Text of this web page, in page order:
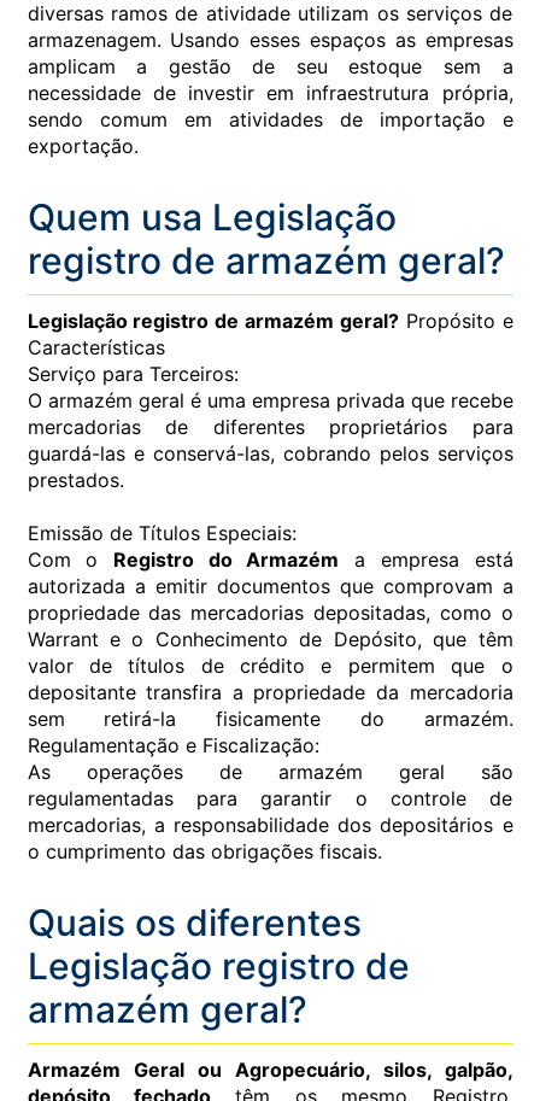
diversas ramos de atividade utilizam os serviços de
armazenagem. Usando esses espaços as empresas
amplicam a gestão de seu estoque sem a
necessidade de investir em infraestrutura própria,
sendo comum em atividades de importação e
exportação.
Quem usa Legislação
registro de armazém geral?
Legislação registro de armazém geral?Propósito e
Características
Serviço para Terceiros:
O armazém geral é uma empresa privada que recebe
mercadorias de diferentes proprietários para
guardá-las e conservá-las, cobrando pelos serviços
prestados.
Emissão de Títulos Especiais:
Com o Registro do Armazém a empresa está
autorizada a emitir documentos que comprovam a
propriedade das mercadorias depositadas, como o
Warrant e o Conhecimento de Depósito, que têm
valor de títulos de crédito e permitem que o
depositante transfira a propriedade da mercadoria
sem retirá-la fisicamente do armazém.
Regulamentação e Fiscalização:
As operações de armazém geral são
regulamentadas para garantir o controle de
mercadorias, a responsabilidade dos depositários e
o cumprimento das obrigações fiscais.
Quais os diferentes
Legislação registro de
armazém geral?
Armazém Geral ou Agropecuário, silos, galpão,
depósito fechadotêm os mesmo Registro,